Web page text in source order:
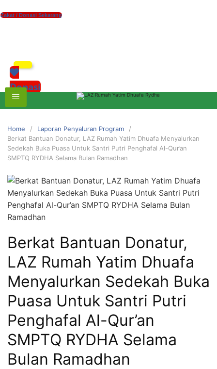
Zakat / Donasi Sekarang
xzczc
Donasi
Home
Laporan Penyaluran Program
Berkat Bantuan Donatur, LAZ Rumah Yatim Dhuafa Menyalurkan
Sedekah Buka Puasa Untuk Santri Putri Penghafal Al-Qur’an
SMPTQ RYDHA Selama Bulan Ramadhan
Berkat Bantuan Donatur,
LAZ Rumah Yatim Dhuafa
Menyalurkan Sedekah Buka
Puasa Untuk Santri Putri
Penghafal Al-Qur’an
SMPTQ RYDHA Selama
Bulan Ramadhan